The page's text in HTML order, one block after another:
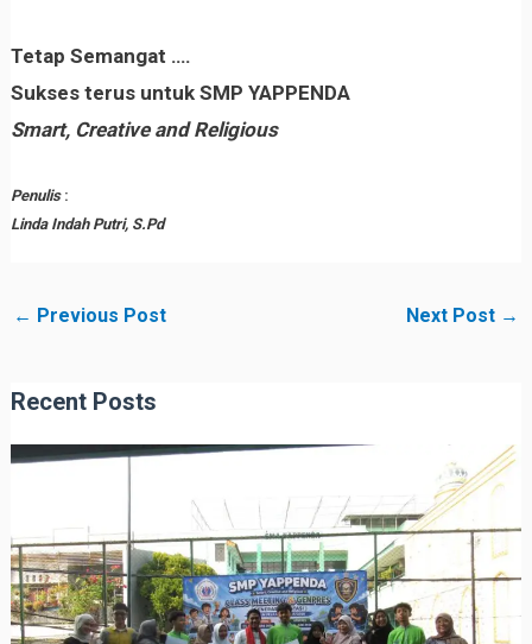
Tetap Semangat ….
Sukses terus untuk SMP YAPPENDA
Smart, Creative and Religious
Penulis:
Linda Indah Putri, S.Pd
← Previous Post Next Post →
Recent Posts